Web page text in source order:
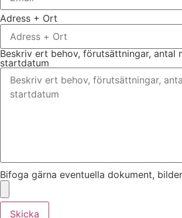
Adress + Ort
Beskriv ert behov, förutsättningar, antal
startdatum
Bifoga gärna eventuella dokument,
Skicka